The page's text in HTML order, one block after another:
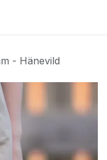
- Hänevild